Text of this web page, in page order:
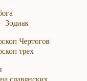
Зодиак
Чертогов
трех
славянских